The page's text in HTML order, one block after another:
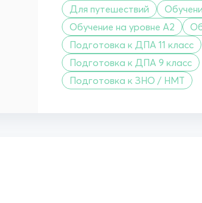
Для путешествий
Обучение на уровне A2
Подготовка к ДПА 11 класс
Подготовка к ДПА 9 класс
Подготовка к ЗНО / НМТ